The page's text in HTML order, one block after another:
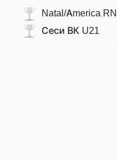
Natal/America RN
Сеси ВК U21